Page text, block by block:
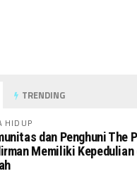
TRENDING
HIDUP
dan Penghuni The
Memiliki Kepedulian